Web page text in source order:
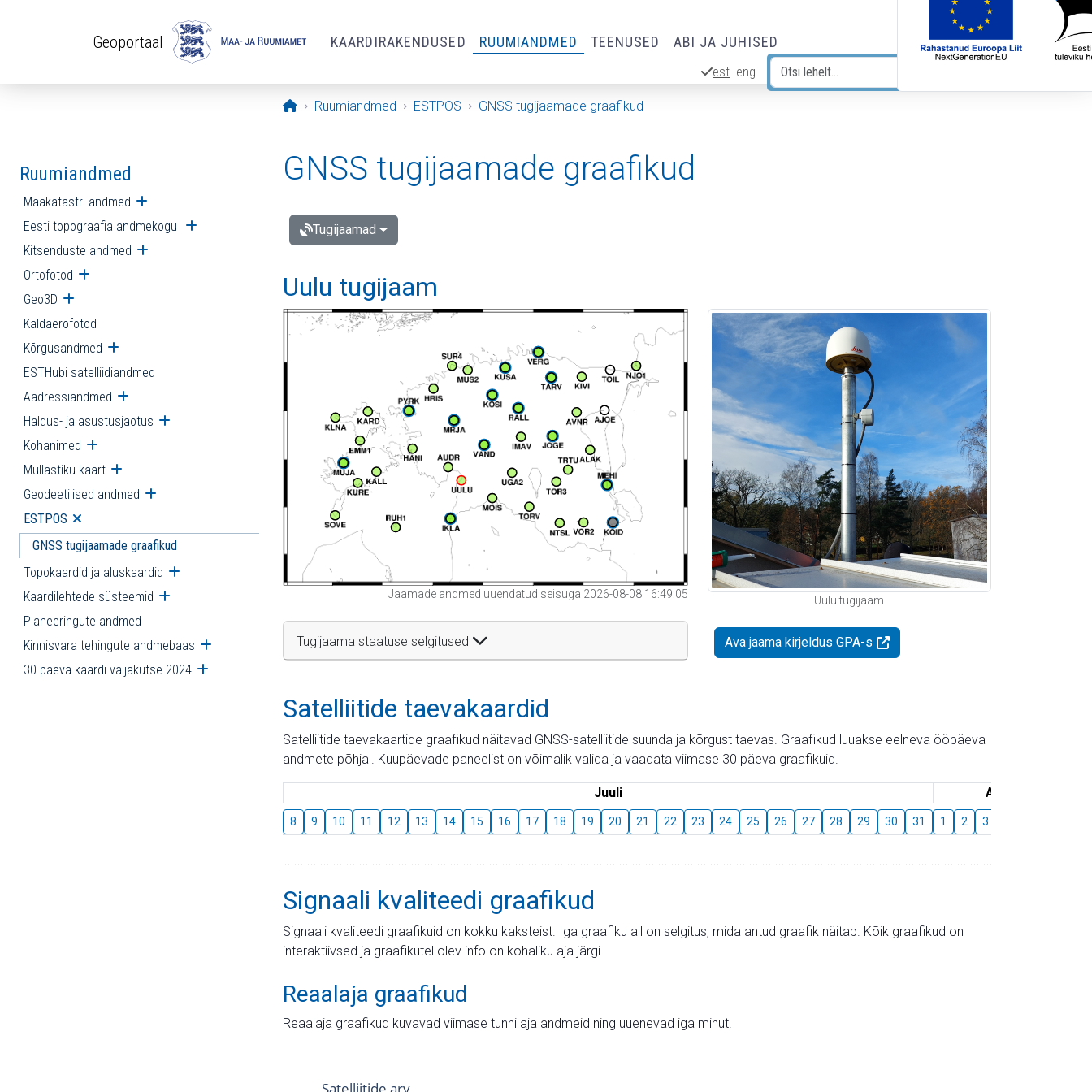
Geoportaal KAARDIRAKENDUSED RUUMIANDMED TEENUSED ABI JA JUHISED
est eng
Avaleht
Ruumiandmed ESTPOS GNSS tugijaamade graafikud
Ruumiandmed
Maakatastri andmed Ava alammenüü
Eesti topograafia andmekogu Ava alammenüü
Kitsenduste andmed Ava alammenüü
Ortofotod Ava alammenüü
Geo3D Ava alammenüü
Kaldaerofotod
Kõrgusandmed Ava alammenüü
ESTHubi satelliidiandmed
Aadressiandmed Ava alammenüü
Haldus- ja asustusjaotus Ava alammenüü
Kohanimed Ava alammenüü
Mullastiku kaart Ava alammenüü
Geodeetilised andmed Ava alammenüü
ESTPOS Ava alammenüü
GNSS tugijaamade graafikud
Topokaardid ja aluskaardid Ava alammenüü
Kaardilehtede süsteemid Ava alammenüü
Planeeringute andmed
Kinnisvara tehingute andmebaas Ava alammenüü
30 päeva kaardi väljakutse 2024 Ava alammenüü
GNSS tugijaamade graafikud
Tugijaamad
Uulu tugijaam
Jaamade andmed uuendatud seisuga 2026-08-08 16:49:05
Tugijaama staatuse selgitused
Uulu tugijaam
Ava jaama kirjeldus GPA-s
Satelliitide taevakaardid
Satelliitide taevakaartide graafikud näitavad GNSS-satelliitide suunda ja kõrgust taevas. Graafikud luuakse eelneva ööpäeva
andmete põhjal. Kuupäevade paneelist on võimalik valida ja vaadata viimase 30 päeva graafikuid.
Juuli August
8 9 10 11 12 13 14 15 16 17 18 19 20 21 22 23 24 25 26 27 28 29 30 31 1 2 3
Signaali kvaliteedi graafikud
Signaali kvaliteedi graafikuid on kokku kaksteist. Iga graafiku all on selgitus, mida antud graafik näitab. Kõik graafikud on
interaktiivsed ja graafikutel olev info on kohaliku aja järgi.
Reaalaja graafikud
Reaalaja graafikud kuvavad viimase tunni aja andmeid ning uuenevad iga minut.